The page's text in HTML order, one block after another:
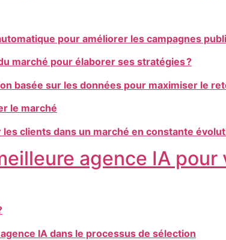
pour améliorer les campagnes
marché pour élaborer ses stratégies ?
basée sur les données pour maximiser le
le marché
clients dans un marché en constante
agence IA pour
IA dans le processus de sélection